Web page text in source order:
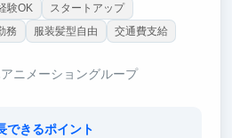
験OK
スタートアップ
務 服装髪型自由 交通費支給
ニメーショングループ
できるポイント